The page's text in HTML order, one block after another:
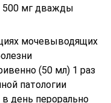
500 мг дважды
мочевыводящих
(50 мл) 1 раз
патологии
день перорально